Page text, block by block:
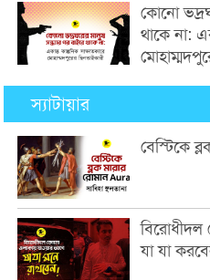
কোনো
থাকে না:
স্যাটায়ার
বেস্টিকে
যা যা